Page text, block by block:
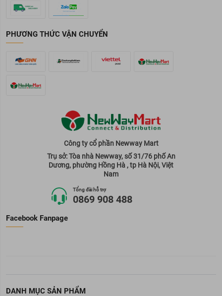
PHƯƠNG THỨC VẬN CHUYỂN
Công ty cổ phần Newway Mart
Trụ sở: Tòa nhà Newway, số 31/76 phố An
Dương, phường Hồng Hà , tp Hà Nội, Việt
Nam
Tổng đài hỗ trợ
0869 908 488
Facebook Fanpage
DANH MỤC SẢN PHẨM